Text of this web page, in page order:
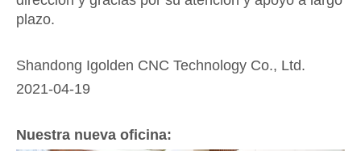
plazo.
Shandong Igolden CNC Technology Co., Ltd.
2021-04-19
Nuestra nueva oficina: